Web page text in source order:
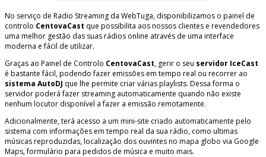
No serviço de Radio Streaming da WebTuga, disponibilizamos o painel de
controlo CentovaCast que possibilita aos nossos clientes e revendedores
uma melhor gestão das suas rádios online através de uma interface
moderna e fácil de utilizar.
Graças ao Painel de Controlo CentovaCast, gerir o seu servidor IceCast
é bastante fácil, podendo fazer emissões em tempo real ou recorrer ao
sistema AutoDJ que lhe permite criar várias playlists. Dessa forma o
servidor poderá fazer streaming automaticamente quando não existe
nenhum locutor disponível a fazer a emissão remotamente.
Adicionalmente, terá acesso a um mini-site criado automaticamente pelo
sistema com informações em tempo real da sua rádio, como ultimas
músicas reproduzidas, localização dos ouvintes no mapa globo via Google
Maps, formulário para pedidos de música e muito mais.